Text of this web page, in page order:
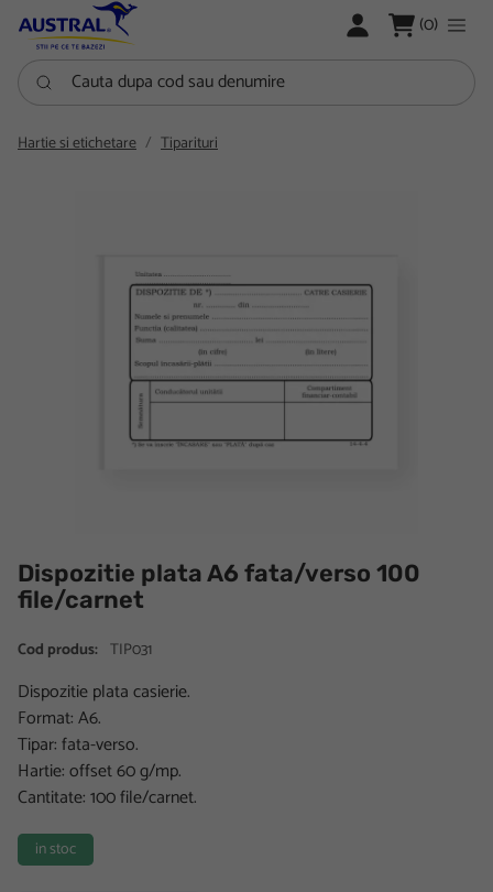
LOGARE (0)
Cauta dupa cod sau denumire
Hartie si etichetare Tiparituri
Dispozitie plata A6 fata/verso 100
file/carnet
Cod produs: TIP031
Dispozitie plata casierie.
Format: A6.
Tipar: fata-verso.
Hartie: offset 60 g/mp.
Cantitate: 100 file/carnet.
in stoc